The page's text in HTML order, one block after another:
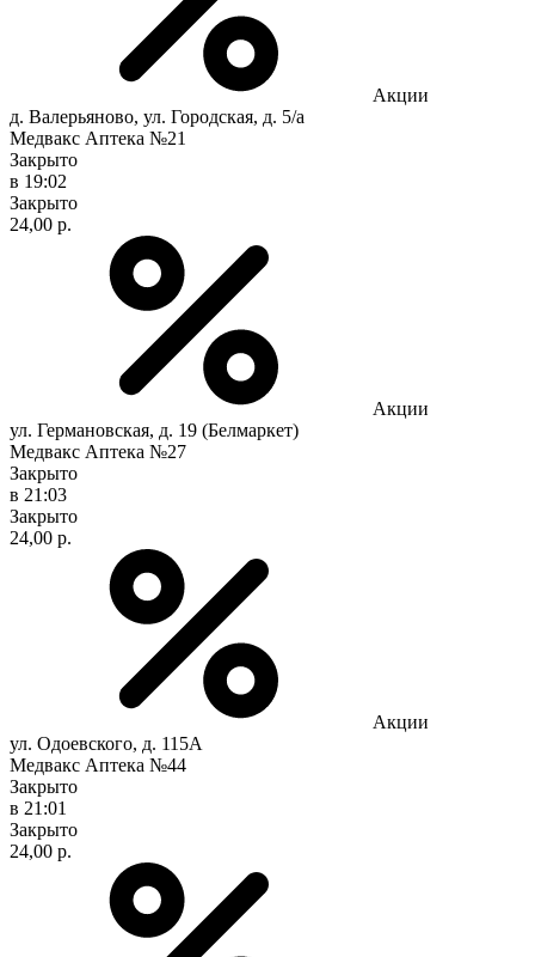
Акции
д. Валерьяново, ул. Городская, д. 5/а
Медвакс Аптека №21
Закрыто
в 19:02
Закрыто
24,00 р.
Акции
ул. Германовская, д. 19 (Белмаркет)
Медвакс Аптека №27
Закрыто
в 21:03
Закрыто
24,00 р.
Акции
ул. Одоевского, д. 115А
Медвакс Аптека №44
Закрыто
в 21:01
Закрыто
24,00 р.